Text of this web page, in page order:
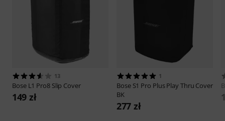
13
Bose L1 Pro8 Slip Cover
149 zł
1
Bose S1 Pro Plus Play Thru Cover
BK
277 zł